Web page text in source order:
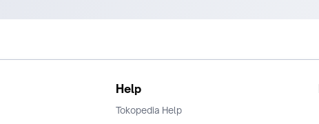
Help
Tokopedia Help